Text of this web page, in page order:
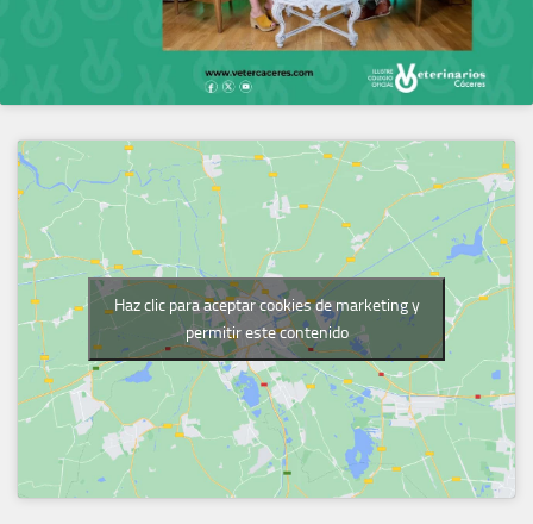
Haz clic para aceptar cookies de marketing y
permitir este contenido